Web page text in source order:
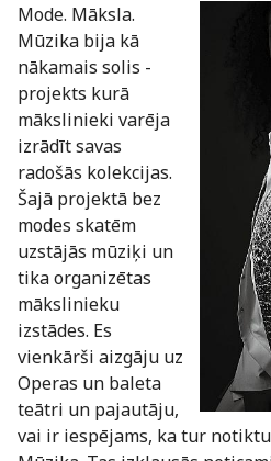
Mode. Māksla.
Mūzika bija kā
nākamais solis -
projekts kurā
mākslinieki varēja
izrādīt savas
radošās kolekcijas.
Šajā projektā bez
modes skatēm
uzstājās mūziķi un
tika organizētas
mākslinieku
izstādes. Es
vienkārši aizgāju uz
Operas un baleta
teātri un pajautāju,
vai ir iespējams, ka tur